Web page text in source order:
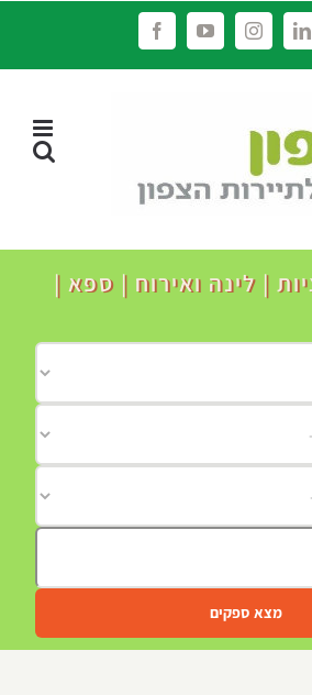
LinkedIn
Instagram
YouTube
Facebook
| לינה ואירוח | ספא |
מצא ספקים